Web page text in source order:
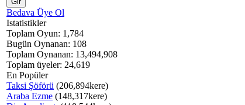
Bedava Üye Ol
Istatistikler
Toplam Oyun: 1,784
Bugün Oynanan: 108
Toplam Oynanan: 13,494,908
Toplam üyeler: 24,619
En Popüler
Taksi Şöförü (206,894kere)
Araba Ezme (148,317kere)